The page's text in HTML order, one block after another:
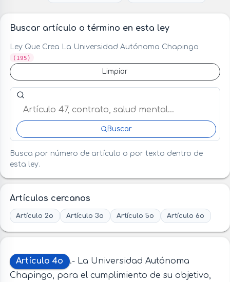
Buscar artículo o término en esta ley
Ley Que Crea La Universidad Autónoma Chapingo
(195)
Limpiar
Buscar artículo o término en esta ley
Buscar
Busca por número de artículo o por texto dentro de
esta ley.
Artículos cercanos
Artículo 2o Artículo 3o Artículo 5o Artículo 6o
Artículo 4o
.- La Universidad Autónoma
Chapingo, para el cumplimiento de su objetivo,